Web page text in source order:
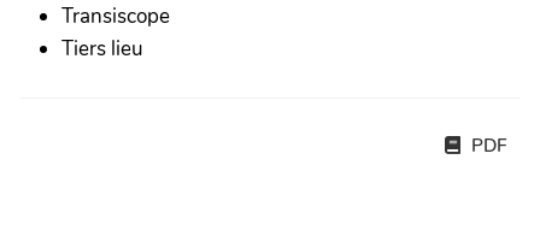
Transiscope
Tiers lieu
PDF